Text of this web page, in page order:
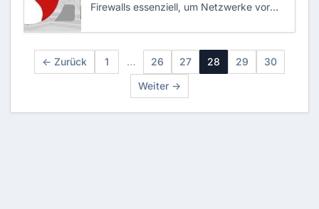
Firewalls essenziell, um Netzwerke vor
zu schützen. Zwei prominente Lösungen
in diesem Bereich sind…
← Zurück 1 … 26 27 28 29
30
Weiter →